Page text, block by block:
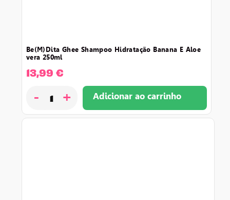
be(m)dita ghee shampoo hidratação banana e aloe
vera 250ml
13,99 €
- + Adicionar ao carrinho